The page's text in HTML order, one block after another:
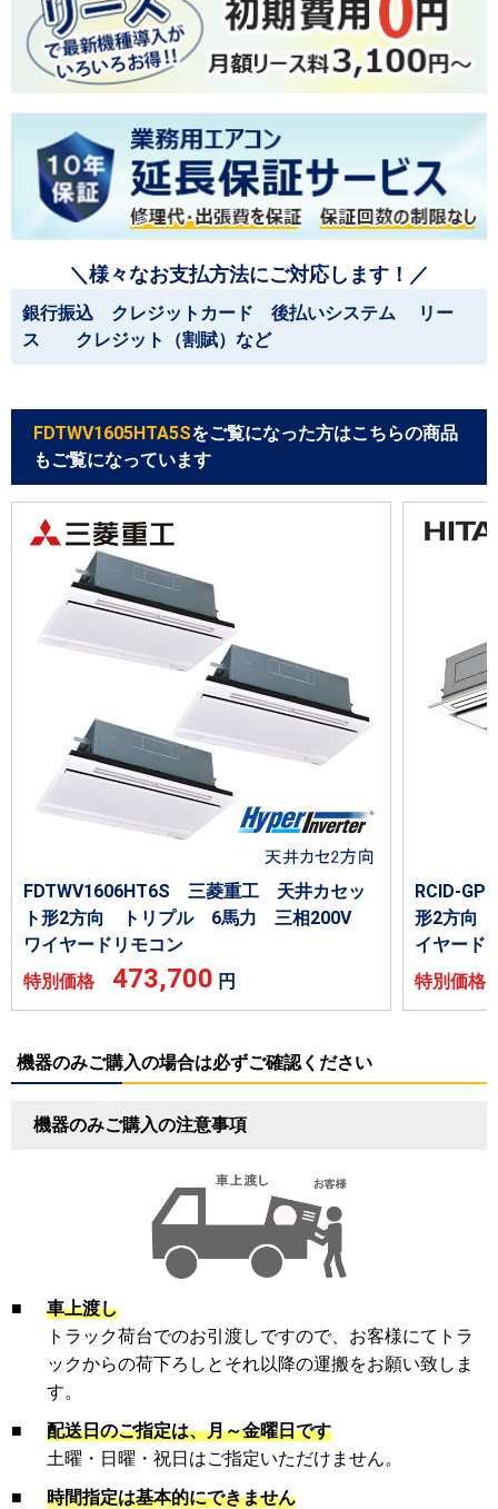
＼様々なお支払方法にご対応します！／
銀行振込 クレジットカード 後払いシステム リー
ス クレジット（割賦）など
FDTWV1605HTA5Sをご覧になった方はこちらの商品
もご覧になっています
FDTWV1606HT6S 三菱重工 天井カセッ
ト形2方向 トリプル 6馬力 三相200V
ワイヤードリモコン
特別価格 473,700 円
RCID-
形2方向
イヤード
特別価
機器のみご購入の場合は必ずご確認ください
機器のみご購入の注意事項
■
車上渡し
トラック荷台でのお引渡しですので、お客様にてトラ
ックからの荷下ろしとそれ以降の運搬をお願い致しま
す。
■
配送日のご指定は、月～金曜日です
土曜・日曜・祝日はご指定いただけません。
■
時間指定は基本的にできません